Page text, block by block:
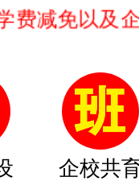
企业提供
企校共